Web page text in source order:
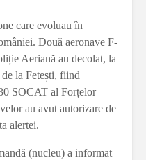
care evoluau în
Două aeronave F-
Aeriană au decolat, la
la Fetești, fiind
SOCAT al Forțelor
au avut autorizare de
alertei.
(nucleu) a informat